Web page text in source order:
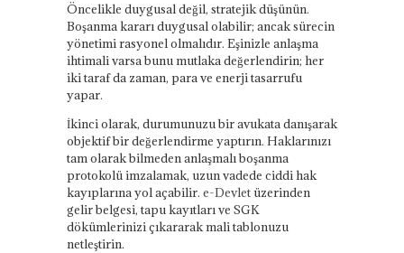
Öncelikle duygusal değil, stratejik düşünün.
Boşanma kararı duygusal olabilir; ancak sürecin
yönetimi rasyonel olmalıdır. Eşinizle anlaşma
ihtimali varsa bunu mutlaka değerlendirin; her
iki taraf da zaman, para ve enerji tasarrufu
yapar.
İkinci olarak, durumunuzu bir avukata danışarak
objektif bir değerlendirme yaptırın. Haklarınızı
tam olarak bilmeden anlaşmalı boşanma
protokolü imzalamak, uzun vadede ciddi hak
kayıplarına yol açabilir. e-Devletüzerinden
gelir belgesi, tapu kayıtları ve SGK
dökümlerinizi çıkararak mali tablonuzu
netleştirin.